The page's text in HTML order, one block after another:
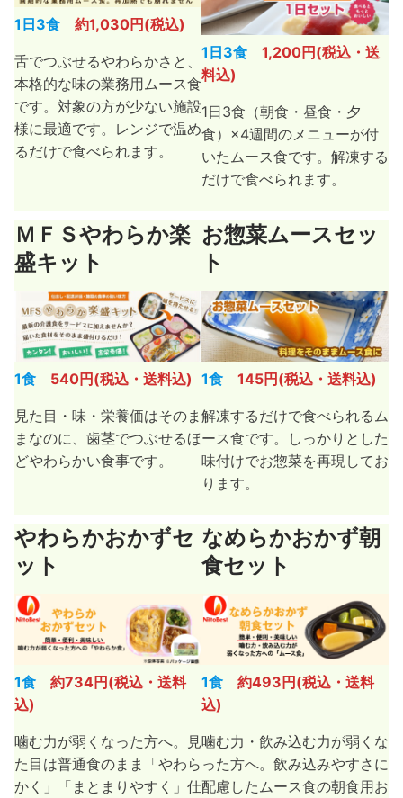
1日3食 約1,030円(税込)
舌でつぶせるやわらかさと、
本格的な味の業務用ムース食
です。対象の方が少ない施設
様に最適です。レンジで温め
るだけで食べられます。
1日3食
1,200円(税込・送
料込)
1日3食（朝食・昼食・夕
食）×4週間のメニューが付
いたムース食です。解凍する
だけで食べられます。
ＭＦＳやわらか楽
盛キット
1食 540円(税込・送料込)
見た目・味・栄養価はそのま
まなのに、歯茎でつぶせるほ
どやわらかい食事です。
お惣菜ムースセッ
ト
1食 145円(税込・送料込)
解凍するだけで食べられるム
ース食です。しっかりとした
味付けでお惣菜を再現してお
ります。
やわらかおかずセ
ット
1食
約734円(税込・送料
込)
噛む力が弱くなった方へ。見
た目は普通食のまま「やわら
かく」「まとまりやすく」仕
なめらかおかず朝
食セット
1食
約493円(税込・送料
込)
噛む力・飲み込む力が弱くな
った方へ。飲み込みやすさに
配慮したムース食の朝食用お